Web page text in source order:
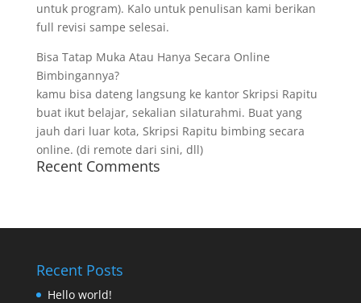
untuk program). Kalo untuk penulisan kami berikan
full revisi sampe selesai.
Bisa Tatap Muka Atau Hanya Secara Online
Bimbingannya?
kamu bisa dateng langsung ke kantor Skripsi Rapitu
buat ikut belajar, sekalian silaturahmi. Buat yang
jauh dari luar kota, Skripsi Rapitu bimbing secara
online. (di remote dari sini, dll)
Recent Comments
Recent Posts
Hello world!